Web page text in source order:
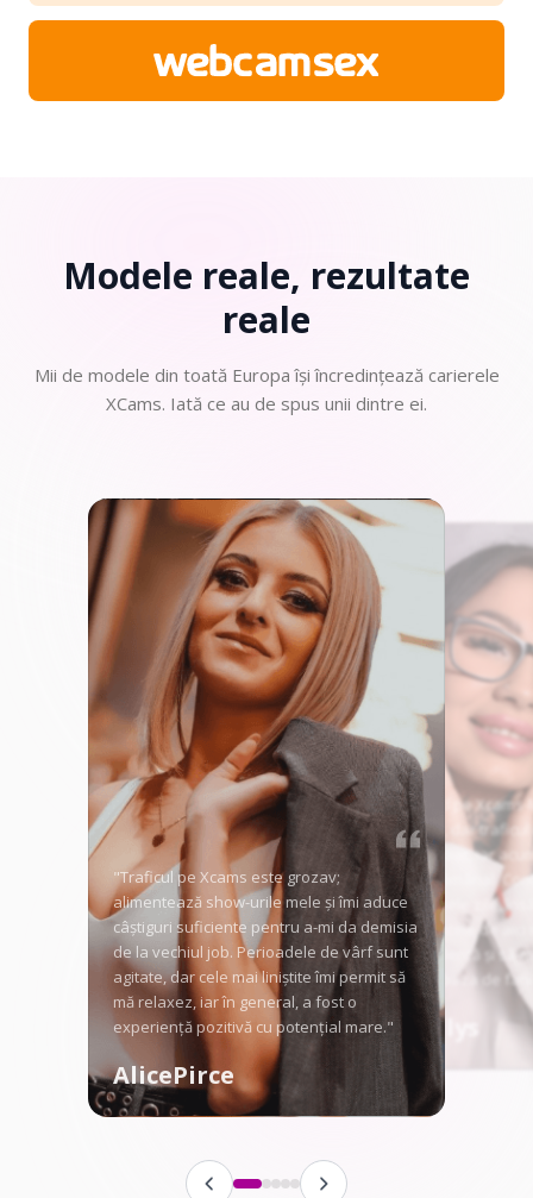
Modele reale, rezultate
reale
Mii de modele din toată Europa își încredințează carierele
XCams. Iată ce au de spus unii dintre ei.
"Traficul pe Xcams este grozav;
alimentează show-urile mele și îmi aduce
câștiguri suficiente pentru a-mi da demisia
de la vechiul job. Perioadele de vârf sunt
agitate, dar cele mai liniștite îmi permit să
mă relaxez, iar în general, a fost o
experiență pozitivă cu potențial mare."
AlicePirce
"Începând pe
nervoasă, dar
prins imediat, iar
buni săptămânal.
dură în unele zile,
instrumentele de aici
ies în evidență și să-
constant baza de
Angellys